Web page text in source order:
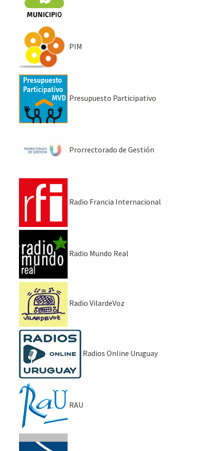
PIM
Presupuesto Participativo
Prorrectorado de Gestión
Radio Francia Internacional
Radio Mundo Real
Radio VilardeVoz
Radios Online Uruguay
RAU